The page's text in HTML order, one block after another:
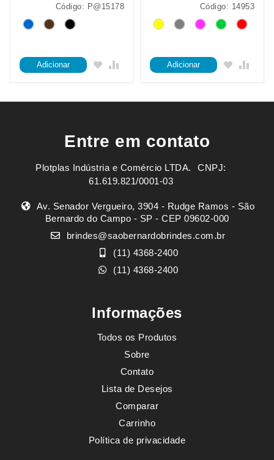
Código: P@15178
Adicionar
Código: 14953
Adicionar
Entre em contato
Plotplas Indústria e Comércio LTDA. ㅤㅤㅤ CNPJ:
61.619.821/0001-03
Av. Senador Vergueiro, 3904 - Rudge Ramos - São
Bernardo do Campo - SP - CEP 09602-000
brindes@saobernardobrindes.com.br
(11) 4368-2400
(11) 4368-2400
Informações
Todos os Produtos
Sobre
Contato
Lista de Desejos
Comparar
Carrinho
Política de privacidade